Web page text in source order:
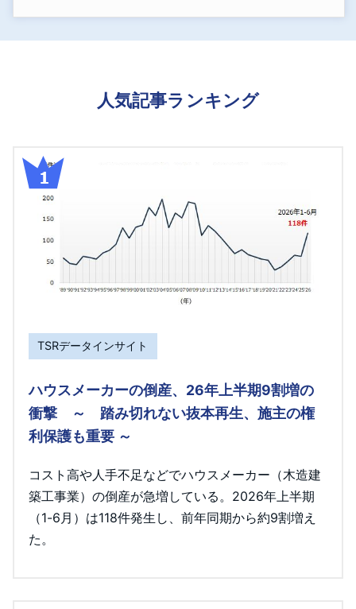
人気記事ランキング
TSRデータインサイト
ハウスメーカーの倒産、26年上半期9割増の
衝撃 ～ 踏み切れない抜本再生、施主の権
利保護も重要 ～
コスト高や人手不足などでハウスメーカー（木造建
築工事業）の倒産が急増している。2026年上半期
（1-6月）は118件発生し、前年同期から約9割増え
た。